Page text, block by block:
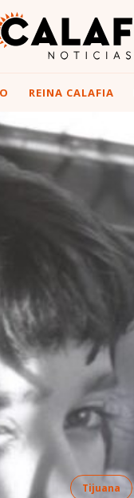
REINA CALAFIA
Tijuana